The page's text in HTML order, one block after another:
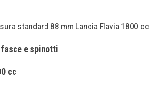
standard 88 mm Lancia Flavia 1800 cc
e spinotti
cc